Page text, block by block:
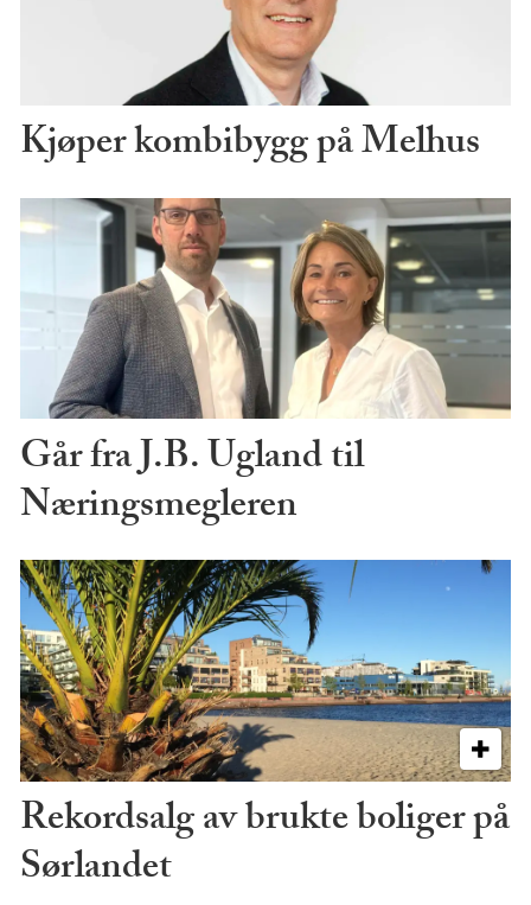
Kjøper kombibygg på Melhus
Går fra J.B. Ugland til
Næringsmegleren
Rekordsalg av brukte boliger på
Sørlandet